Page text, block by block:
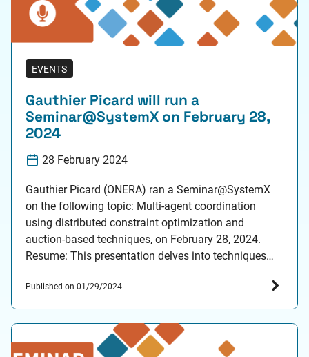
EVENTS
Gauthier Picard will run a
Seminar@SystemX on February 28,
2024
28 February 2024
Gauthier Picard (ONERA) ran a Seminar@SystemX
on the following topic: Multi-agent coordination
using distributed constraint optimization and
auction-based techniques, on February 28, 2024.
Resume: This presentation delves into techniques
agents within multi-agent systems. These decision-
making agents interact to achieve collective
objectives. For example, a group of agents might
coordinate…
Published on 01/29/2024